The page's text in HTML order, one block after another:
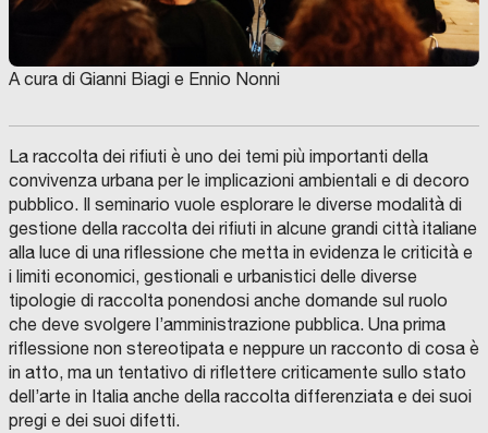
A cura di Gianni Biagi e Ennio Nonni
La raccolta dei rifiuti è uno dei temi più importanti della
convivenza urbana per le implicazioni ambientali e di decoro
pubblico. Il seminario vuole esplorare le diverse modalità di
gestione della raccolta dei rifiuti in alcune grandi città italiane
alla luce di una riflessione che metta in evidenza le criticità e
i limiti economici, gestionali e urbanistici delle diverse
tipologie di raccolta ponendosi anche domande sul ruolo
che deve svolgere l’amministrazione pubblica. Una prima
riflessione non stereotipata e neppure un racconto di cosa è
in atto, ma un tentativo di riflettere criticamente sullo stato
dell’arte in Italia anche della raccolta differenziata e dei suoi
pregi e dei suoi difetti.